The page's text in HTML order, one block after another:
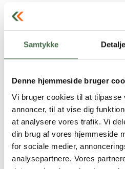
Samtykke
Denne hjemmeside bruger
Vi bruger cookies til at tilpasse
annoncer, til at vise dig
at analysere vores trafik. Vi
din brug af vores hjemmeside
for sociale medier,
analysepartnere. Vores
I 1962 gik det næsten
Berlinmuren blev bygget i
atommissiler i Italien og
spidsen blev kommunistisk og
dominans, så Sovjet sit snit til
der. Men da de i 1962 sendte
mod Cuba, var det ved at gå
”Cubakrisen i 1962 blev et
præsident Kennedy krævede,
ellers ville USA angribe. Var